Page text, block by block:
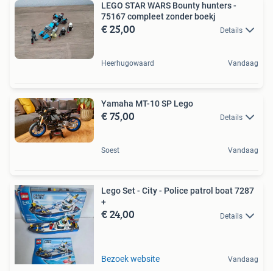
LEGO STAR WARS Bounty hunters -
75167 compleet zonder boekj
€ 25,00 Details
Heerhugowaard Vandaag
Yamaha MT-10 SP Lego
€ 75,00 Details
Soest Vandaag
Lego Set - City - Police patrol boat 7287
+
€ 24,00 Details
Bezoek website Vandaag